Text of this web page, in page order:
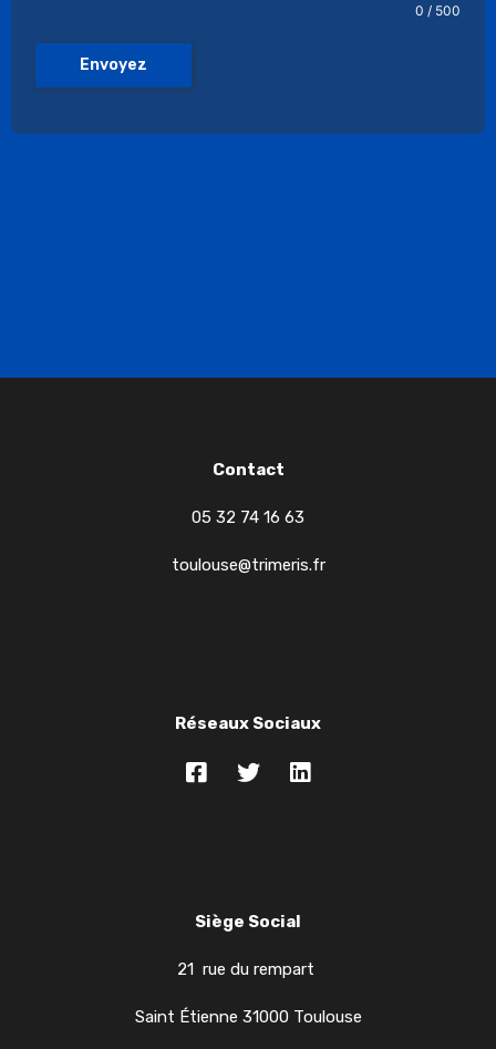
0 / 500
Envoyez
Contact
05 32 74 16 63
toulouse@trimeris.fr
Réseaux Sociaux
Siège Social
21 rue du rempart
Saint Étienne 31000 Toulouse